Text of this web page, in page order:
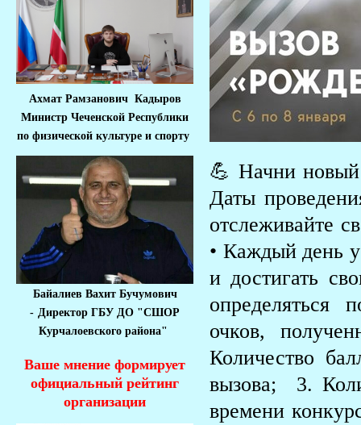
Ахмат Рамзанович Кадыров
Министр Чеченской Республики
по физической культуре и спорту
Байалиев Вахит Бучумович
- Директор ГБУ ДО "СШОР
Курчалоевского района"
Ваше мнение формирует
официальный рейтинг
организации
💪 Начни
Даты
отслеживайте
• Каждый день у
и достигать
очков,
Количество
вызова; 3.
времени